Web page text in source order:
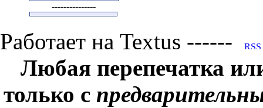
---------------
Работает на Textus ------
Любая перепечатка
только с